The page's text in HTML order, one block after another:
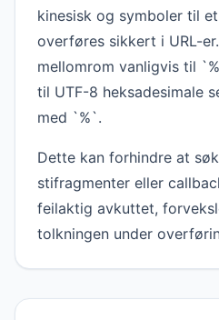
kinesisk og symboler til
overføres sikkert i URL-
mellomrom vanligvis til
til UTF-8 heksadesimale
med `%`.
Dette kan forhindre at
stifragmenter eller
feilaktig avkuttet,
tolkningen under